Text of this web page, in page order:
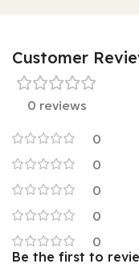
Customer
0 reviews
0
0
0
0
0
Be the first to